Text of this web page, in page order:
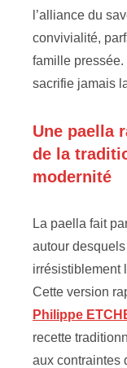
l’alliance du
convivialité,
famille
sacrifie jamais
Une paella
de la
modernité
La paella fait
autour
irrésistiblement
Cette version
Philippe
recette
aux contraintes